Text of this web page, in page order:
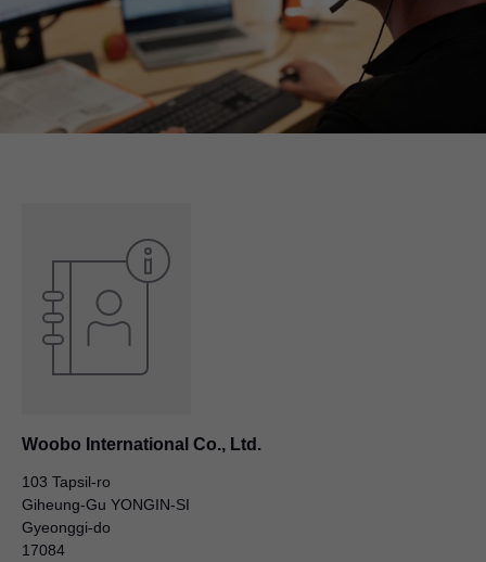
Woobo International Co., Ltd.
103 Tapsil-ro
Giheung-Gu YONGIN-SI
Gyeonggi-do
17084